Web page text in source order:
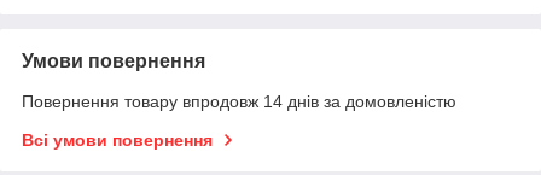
Умови повернення
Повернення товару впродовж 14 днів за домовленістю
Всі умови повернення